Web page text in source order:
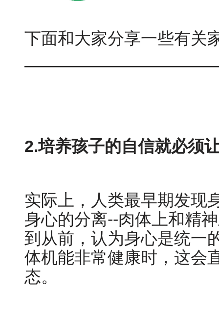
下面和大家分享一些有关
2.培养孩子的自信就必须
实际上，人类最早期发现
身心的分离--肉体上和精
到从前，认为身心是统一
体机能非常健康时，这会
态。